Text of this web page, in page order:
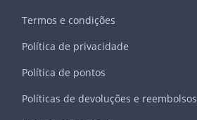
Termos e condições
Política de privacidade
Política de pontos
Políticas de devoluções e reembolsos